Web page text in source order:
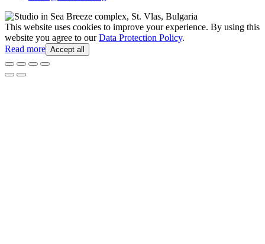
This website uses cookies to improve your experience. By using this
website you agree to ourData Protection Policy.
Read more Accept all